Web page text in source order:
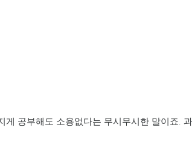
공부해도 소용없다는 무시무시한 말이죠.